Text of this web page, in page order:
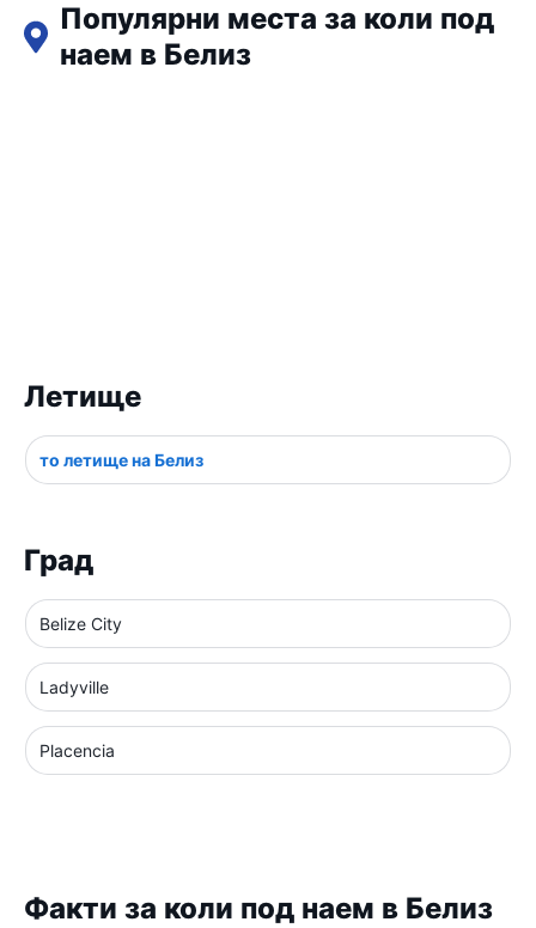
Популярни места за коли под
наем в Белиз
Летище
то летище на Белиз
Град
Belize City
Ladyville
Placencia
Факти за коли под наем в Белиз